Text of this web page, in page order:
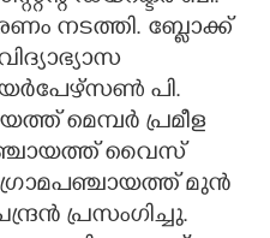
നടത്തി. ബ്ലോക്ക്
പി.
മെമ്പർ പ്രമീള
വൈസ്
മുൻ
പ്രസംഗിച്ചു.